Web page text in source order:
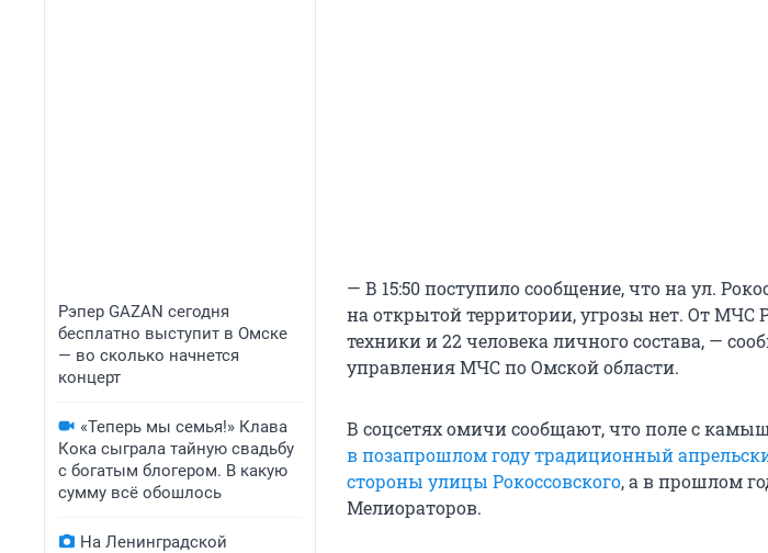
Рэпер GAZAN сегодня
бесплатно выступит в Омске
— во сколько начнется
концерт
«Теперь мы семья!» Клава
Кока сыграла тайную свадьбу
с богатым блогером. В какую
сумму всё обошлось
На Ленинградской
— В 15:50 поступило сообщение, что на ул.
на открытой территории, угрозы нет. От МЧС
техники и 22 человека личного состава, —
управления МЧС по Омской области.
В соцсетях омичи сообщают, что поле с
в позапрошлом году традиционный
стороны улицы Рокоссовского, а в прошлом
Мелиораторов.